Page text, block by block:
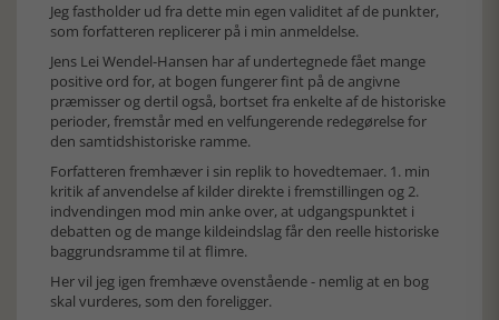
Jeg fastholder ud fra dette min egen validitet af de punkter,
som forfatteren replicerer på i min anmeldelse.
Jens Lei Wendel-Hansen har af undertegnede fået mange
positive ord for, at bogen fungerer fint på de angivne
præmisser og dertil også, bortset fra enkelte af de historiske
perioder, fremstår med en velfungerende redegørelse for
den samtidshistoriske ramme.
Forfatteren fremhæver i sin replik to hovedtemaer. 1. min
kritik af anvendelse af kilder direkte i fremstillingen og 2.
indvendingen mod min anke over, at udgangspunktet i
debatten og de mange kildeindslag får den reelle historiske
baggrundsramme til at flimre.
Her vil jeg igen fremhæve ovenstående - nemlig at en bog
skal vurderes, som den foreligger.